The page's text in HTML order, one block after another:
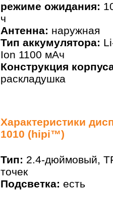
режиме ожидания:
ч
Антенна: наружная
Тип аккумулятора:
Ion 1100 мАч
Конструкция
раскладушка
Характеристики
1010 (hipi™)
Тип: 2.4-дюймовый,
точек
Подсветка: есть